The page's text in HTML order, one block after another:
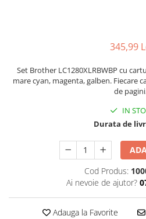
345,99
Set Brother LC1280XLRBWBP cu
mare cyan, magenta, galben. Fiecare
de
IN
Durata de
Cod Produs:
Ai nevoie de ajutor?
Adauga la Favorite